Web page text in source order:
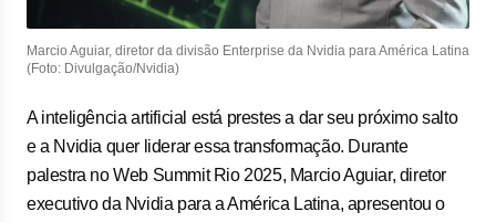
Marcio Aguiar, diretor da divisão Enterprise da Nvidia para América Latina
(Foto: Divulgação/Nvidia)
A inteligência artificial está prestes a dar seu próximo salto
e a Nvidia quer liderar essa transformação. Durante
palestra no Web Summit Rio 2025, Marcio Aguiar, diretor
executivo da Nvidia para a América Latina, apresentou o